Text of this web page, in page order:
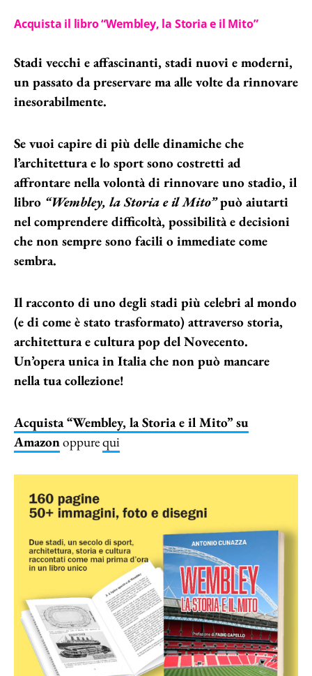
Acquista il libro “Wembley, la Storia e il Mito”
Stadi vecchi e affascinanti, stadi nuovi e moderni,
un passato da preservare ma alle volte da rinnovare
inesorabilmente.
Se vuoi capire di più delle dinamiche che
l’architettura e lo sport sono costretti ad
affrontare nella volontà di rinnovare uno stadio, il
libro “Wembley, la Storia e il Mito”può aiutarti
nel comprendere difficoltà, possibilità e decisioni
che non sempre sono facili o immediate come
sembra.
Il racconto di uno degli stadi più celebri al mondo
(e di come è stato trasformato) attraverso storia,
architettura e cultura pop del Novecento.
Un’opera unica in Italia che non può mancare
nella tua collezione!
Acquista “Wembley, la Storia e il Mito” su
Amazonoppurequi